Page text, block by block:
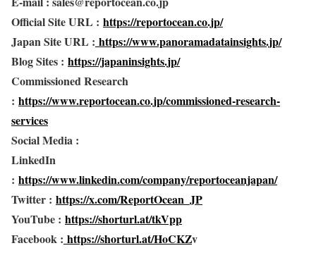
Official Site URL : https://reportocean.co.jp/
Japan Site URL : https://www.panoramadatainsights.jp/
Blog Sites : https://japaninsights.jp/
Commissioned Research
: https://www.reportocean.co.jp/commissioned-research-
services
Social Media :
LinkedIn
: https://www.linkedin.com/company/reportoceanjapan/
Twitter : https://x.com/ReportOcean_JP
YouTube : https://shorturl.at/tkVpp
Facebook : https://shorturl.at/HoCKZv